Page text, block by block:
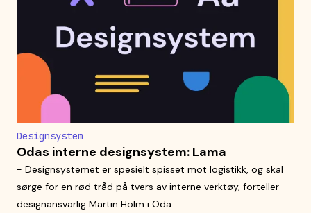
Designsystem
Odas interne designsystem: Lama
- Designsystemet er spesielt spisset mot logistikk, og skal
sørge for en rød tråd på tvers av interne verktøy, forteller
designansvarlig Martin Holm i Oda.